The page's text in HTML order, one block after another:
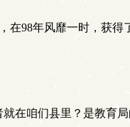
在98年风靡一时，获
在咱们县里？是教育